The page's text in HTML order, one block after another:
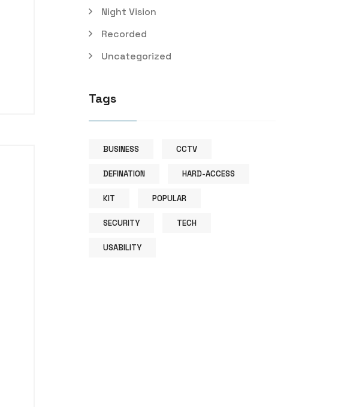
Night Vision
Recorded
Uncategorized
Tags
BUSINESS CCTV
DEFINATION HARD-ACCESS
KIT POPULAR
SECURITY TECH
USABILITY